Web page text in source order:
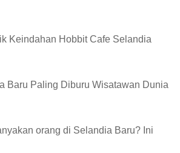
Keindahan Hobbit Cafe Selandia
Baru Paling Diburu Wisatawan Dunia
orang di Selandia Baru? Ini